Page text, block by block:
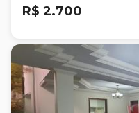
R$ 2.700